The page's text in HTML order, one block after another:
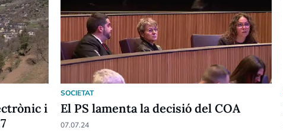
i
SOCIETAT
El PS lamenta la decisió del COA
07.07.24